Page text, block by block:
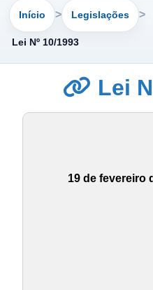
Início Legislações
Lei Nº 10/1993
Lei
19 de fevereiro